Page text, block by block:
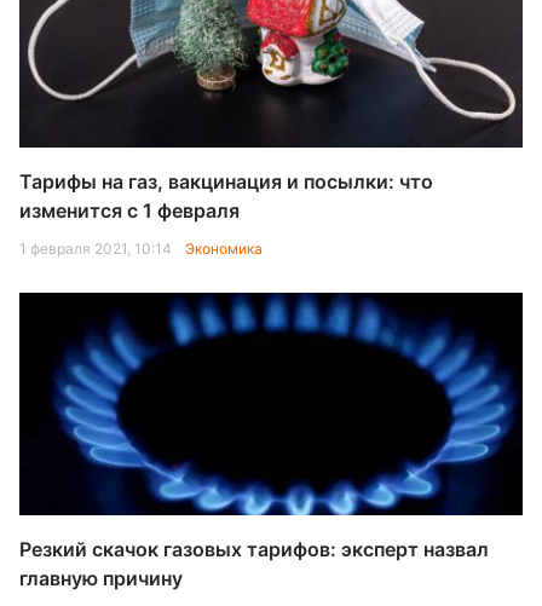
Тарифы на газ, вакцинация и посылки: что
изменится с 1 февраля
1 февраля 2021, 10:14 Экономика
Резкий скачок газовых тарифов: эксперт назвал
главную причину